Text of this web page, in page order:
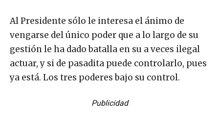
Al Presidente sólo le interesa el ánimo de
vengarse del único poder que a lo largo de su
gestión le ha dado batalla en su a veces ilegal
actuar, y si de pasadita puede controlarlo, pues
ya está. Los tres poderes bajo su control.
Publicidad